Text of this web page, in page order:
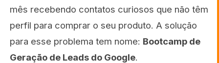
mês recebendo contatos curiosos que não têm
perfil para comprar o seu produto. A solução
para esse problema tem nome: Bootcamp de
Geração de Leads do Google.